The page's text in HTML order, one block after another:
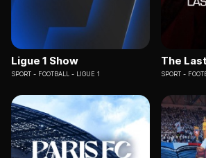
Ligue 1 Show
SPORT FOOTBALL - LIGUE 1
The
SPORT